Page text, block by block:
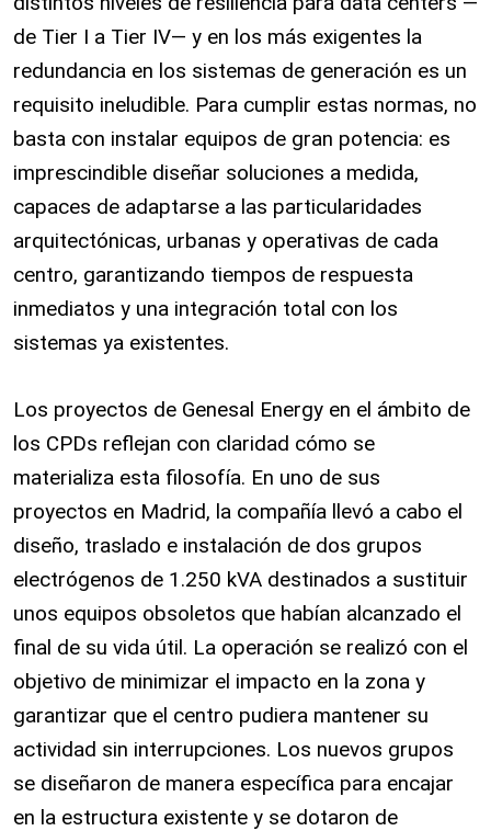
de Tier I a Tier IV— y en los más exigentes la
redundancia en los sistemas de generación es un
requisito ineludible. Para cumplir estas normas, no
basta con instalar equipos de gran potencia: es
imprescindible diseñar soluciones a medida,
capaces de adaptarse a las particularidades
arquitectónicas, urbanas y operativas de cada
centro, garantizando tiempos de respuesta
inmediatos y una integración total con los
sistemas ya existentes.
Los proyectos de Genesal Energy en el ámbito de
los CPDs reflejan con claridad cómo se
materializa esta filosofía. En uno de sus
proyectos en Madrid, la compañía llevó a cabo el
diseño, traslado e instalación de dos grupos
electrógenos de 1.250 kVA destinados a sustituir
unos equipos obsoletos que habían alcanzado el
final de su vida útil. La operación se realizó con el
objetivo de minimizar el impacto en la zona y
garantizar que el centro pudiera mantener su
actividad sin interrupciones. Los nuevos grupos
se diseñaron de manera específica para encajar
en la estructura existente y se dotaron de